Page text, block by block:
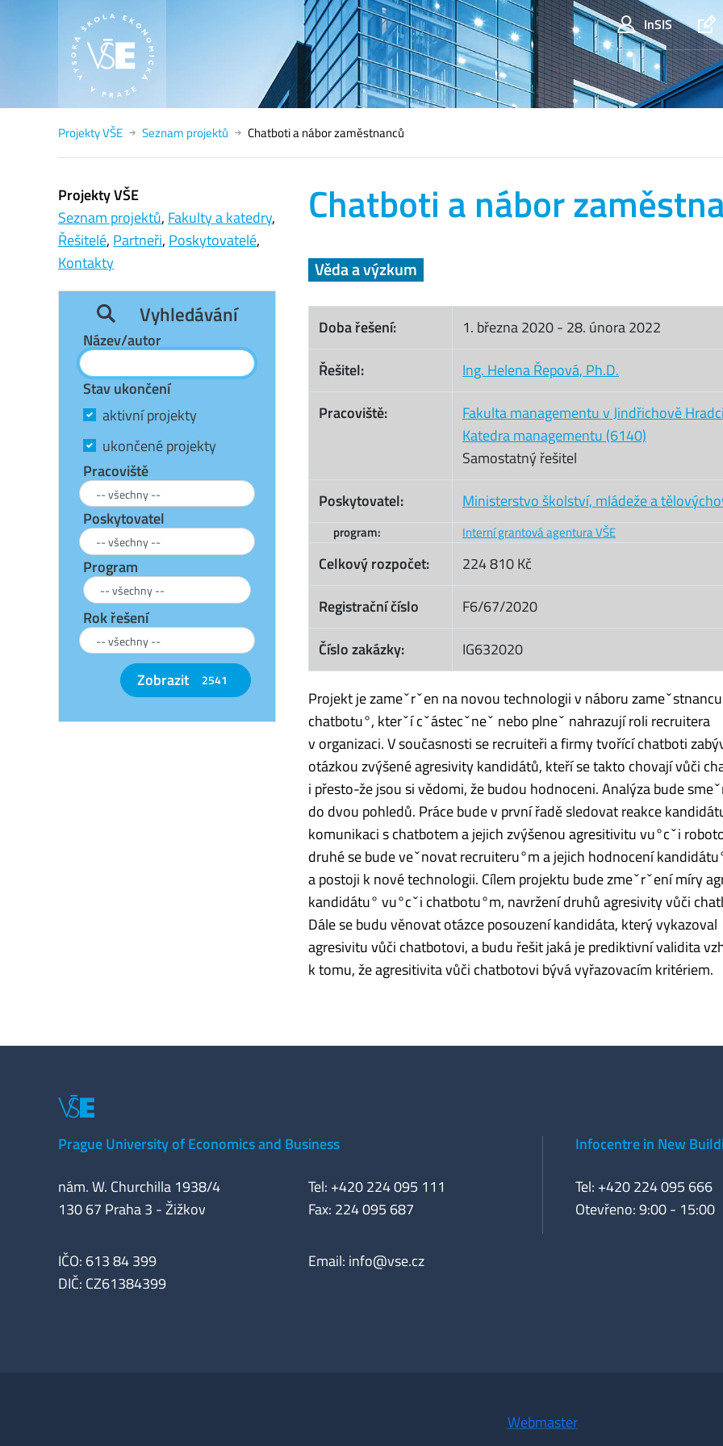
InSIS
Projekty VŠE Seznam projektů Chatboti a nábor zaměstnanců
Chatboti a nábor
Věda a výzkum
Doba řešení: 1. března 2020- 28. února 2022
Řešitel:
Ing. Helena Řepová, Ph.D.
Pracoviště:
Fakulta managementu v Jindřichově Hradci
Katedra managementu (6140)
Samostatný řešitel
Poskytovatel:
Ministerstvo školství, mládeže a
program: Interní grantová agentura VŠE
Celkový rozpočet:
224 810 Kč
Registrační číslo
F6/67/2020
Číslo zakázky:
IG632020
Projekt je zameˇrˇen na novou technologii v náboru
chatbotu°, kterˇí cˇástecˇneˇ nebo plneˇ nahrazují roli recruitera
v organizaci. V současnosti se recruiteři a firmy tvořící chatboti
otázkou zvýšené agresivity kandidátů, kteří se takto chovají vůči
i přesto-že jsou si vědomi, že budou hodnoceni. Analýza bude
do dvou pohledů. Práce bude v první řadě sledovat reakce
komunikaci s chatbotem a jejich zvýšenou agresitivitu vu°cˇi
druhé se bude veˇnovat recruiteru°m a jejich hodnocení
a postoji k nové technologii. Cílem projektu bude zmeˇrˇení míry
kandidátu° vu°cˇi chatbotu°m, navržení druhů agresivity vůči
Dále se budu věnovat otázce posouzení kandidáta, který vykazoval
agresivitu vůči chatbotovi, a budu řešit jaká je prediktivní validita
k tomu, že agresitivita vůči chatbotovi bývá vyřazovacím kritériem.
Projekty VŠE
Seznam projektů, Fakulty a katedry,
Řešitelé, Partneři, Poskytovatelé,
Kontakty
Vyhledávání
Název/autor
Stav ukončení
aktivní projekty
ukončené projekty
Pracoviště
Poskytovatel
Program
Rok řešení
Zobrazit 2541
Prague University of Economics and Business
nám. W. Churchilla 1938/4
130 67 Praha 3 - Žižkov
Tel: +420 224 095 111
Fax: 224 095 687
IČO: 613 84 399
DIČ: CZ61384399
Email: info@vse.cz
Infocentre in New
Tel: +420 224 095 666
Otevřeno: 9:00 - 15:00
Webmaster